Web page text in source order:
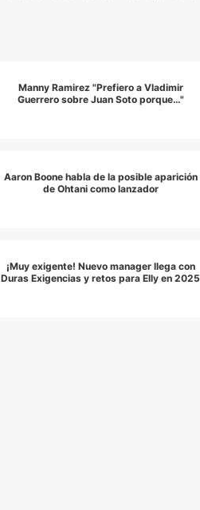
Manny Ramirez "Prefiero a Vladimir
Guerrero sobre Juan Soto porque…"
Aaron Boone habla de la posible aparición
de Ohtani como lanzador
¡Muy exigente! Nuevo manager llega con
Duras Exigencias y retos para Elly en 2025